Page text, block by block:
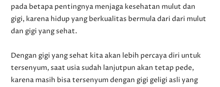
pada betapa pentingnya menjaga kesehatan mulut dan
gigi, karena hidup yang berkualitas bermula dari dari mulut
dan gigi yang sehat.
Dengan gigi yang sehat kita akan lebih percaya diri untuk
tersenyum, saat usia sudah lanjutpun akan tetap pede,
karena masih bisa tersenyum dengan gigi geligi asli yang